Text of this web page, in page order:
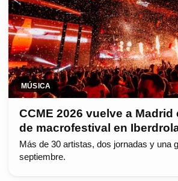
MÚSICA
CCME 2026 vuelve a
de macrofestival en
Más de 30 artistas, dos jornadas y una
septiembre.